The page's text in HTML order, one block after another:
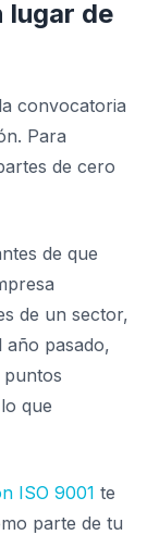
lugar de
convocatoria
Para
de cero
de que
de un sector,
año pasado,
que
ISO 9001 te
parte de tu